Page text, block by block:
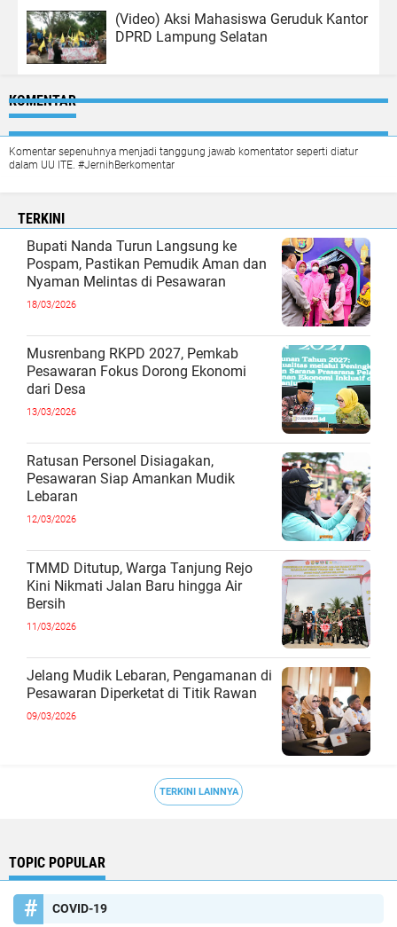
(Video) Aksi Mahasiswa Geruduk Kantor
DPRD Lampung Selatan
KOMENTAR
Komentar sepenuhnya menjadi tanggung jawab komentator seperti diatur
dalam UU ITE. #JernihBerkomentar
TERKINI
Bupati Nanda Turun Langsung ke
Pospam, Pastikan Pemudik Aman dan
Nyaman Melintas di Pesawaran
18/03/2026
Musrenbang RKPD 2027, Pemkab
Pesawaran Fokus Dorong Ekonomi
dari Desa
13/03/2026
Ratusan Personel Disiagakan,
Pesawaran Siap Amankan Mudik
Lebaran
12/03/2026
TMMD Ditutup, Warga Tanjung Rejo
Kini Nikmati Jalan Baru hingga Air
Bersih
11/03/2026
Jelang Mudik Lebaran, Pengamanan di
Pesawaran Diperketat di Titik Rawan
09/03/2026
TERKINI LAINNYA
TOPIC POPULAR
COVID-19